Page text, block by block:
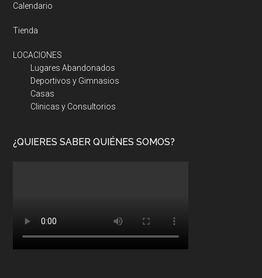
Calendario
Tienda
LOCACIONES
Lugares Abandonados
Deportivos y Gimnasios
Casas
Clinicas y Consultorios
¿QUIERES SABER QUIÉNES SOMOS?